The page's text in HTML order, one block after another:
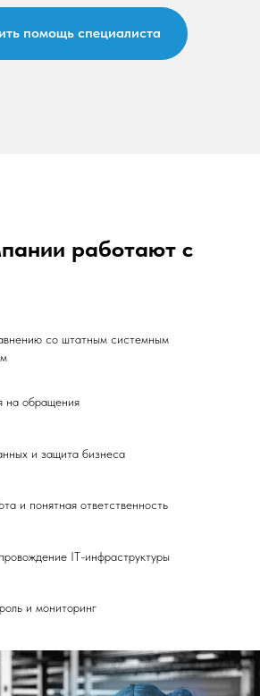
помощь специалиста
работают с
со штатным системным
на обращения
и защита бизнеса
и понятная ответственность
IT-инфраструктуры
и мониторинг